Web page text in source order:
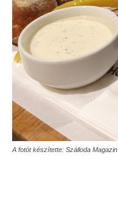
A fotót készítette: Szálloda Magazin